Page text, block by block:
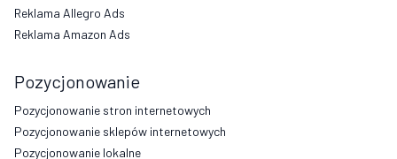
Reklama Allegro Ads
Reklama Amazon Ads
Pozycjonowanie
Pozycjonowanie stron internetowych
Pozycjonowanie sklepów internetowych
Pozycjonowanie lokalne